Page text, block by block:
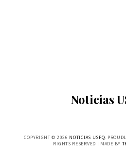
Noticias
COPYRIGHT © 2026 NOTICIAS USFQ.
RIGHTS RESERVED | MADE BY